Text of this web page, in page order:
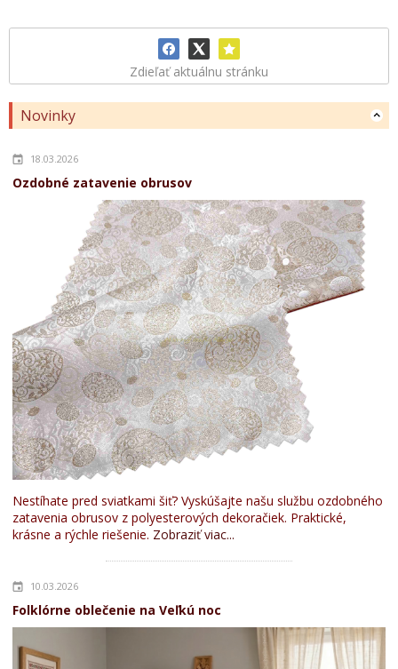
Zdieľať aktuálnu stránku
Novinky
18.03.2026
Ozdobné zatavenie obrusov
Nestíhate pred sviatkami šiť? Vyskúšajte našu službu ozdobného
zatavenia obrusov z polyesterových dekoračiek. Praktické,
krásne a rýchle riešenie. Zobraziť viac...
10.03.2026
Folklórne oblečenie na Veľkú noc